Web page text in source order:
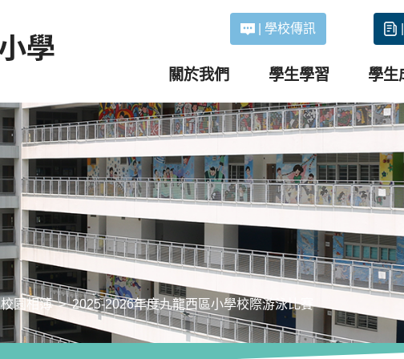
學校傳訊
關於我們 學生學習 學生
校園相簿 2025-2026年度九龍西區小學校際游泳比賽